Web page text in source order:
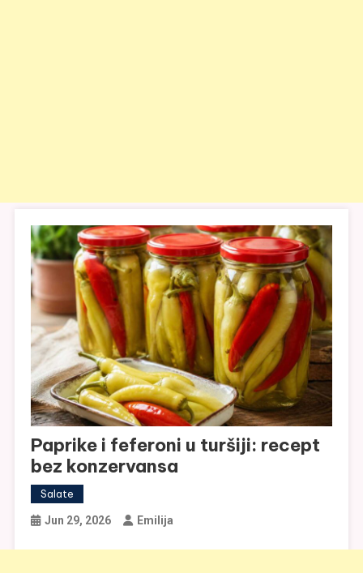
Paprike i feferoni u turšiji: recept
bez konzervansa
Salate
Jun 29, 2026 Emilija